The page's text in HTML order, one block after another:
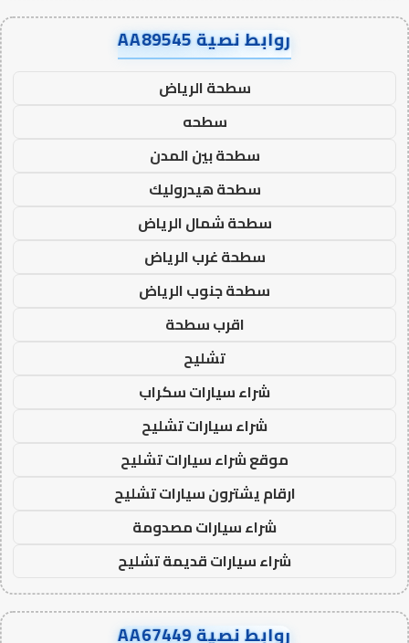
روابط نصية AA89545
سطحة الرياض
سطحه
سطحة بين المدن
سطحة هيدروليك
سطحة شمال الرياض
سطحة غرب الرياض
سطحة جنوب الرياض
اقرب سطحة
تشليح
شراء سيارات سكراب
شراء سيارات تشليح
موقع شراء سيارات تشليح
ارقام يشترون سيارات تشليح
شراء سيارات مصدومة
شراء سيارات قديمة تشليح
روابط نصية AA67449